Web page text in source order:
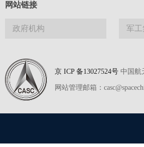
网站链接
政府机构 军工
京 ICP 备13027524号 中国航
网站管理邮箱：